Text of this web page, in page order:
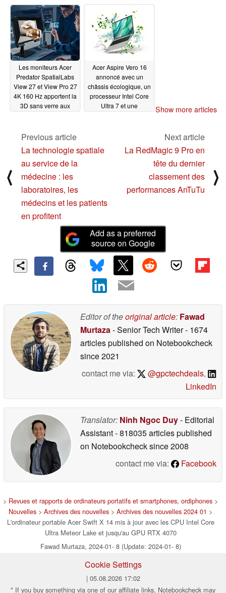
Les moniteurs Acer
Predator SpatialLabs
View 27 et View Pro 27
4K 160 Hz apportent la
3D sans verre aux
01/08/2024
Acer Aspire Vero 16
annoncé avec un
châssis écologique, un
processeur Intel Core
Ultra 7 et une
Show more articles
⟨
Previous article
La technologie spatiale
au service de la
médecine : les
laboratoires, les
médecins et les patients
en profitent
Next article
La RedMagic 9 Pro en
tête du dernier
classement des
performances AnTuTu
⟩
Add as a preferred
source on Google
Editor of theoriginal article: Fawad
Murtaza- Senior Tech Writer- 1674
articles published on Notebookcheck
since 2021
contact me via:
@gpctechdeals,
LinkedIn
Translator: Ninh Ngoc Duy- Editorial
Assistant- 818035 articles published
on Notebookchecksince 2008
contact me via:
Facebook
> Revues et rapports de ordinateurs portatifs et smartphones, ordiphones >
Nouvelles > Archives des nouvelles > Archives des nouvelles 2024 01 >
L'ordinateur portable Acer Swift X 14 mis à jour avec les CPU Intel Core
Ultra Meteor Lake et jusqu'au GPU RTX 4070
Fawad Murtaza, 2024-01- 8 (Update: 2024-01- 8)
Cookie Settings
| 05.08.2026 17:02
* If you buy something via one of our affiliate links, Notebookcheck may